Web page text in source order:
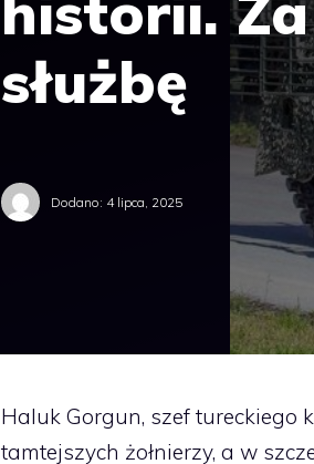
służbę
Dodano: 4 lipca, 2025
Haluk Gorgun, szef tureckiego
tamtejszych żołnierzy, a w